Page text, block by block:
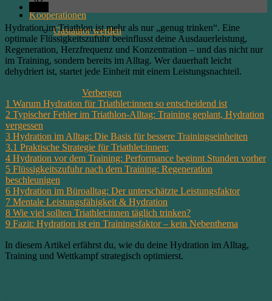
Kooperationen
Gastautor werden
Hydration im Triathlon ist mehr als nur „genug trinken“. Eine
optimale Flüssigkeitszufuhr beeinflusst deine Ausdauerleistung,
Regeneration, Herzfrequenz und Konzentration – und das nicht nur
im Training, sondern bereits im Alltag. Wer dauerhaft leicht
dehydriert ist, startet jede Einheit mit einem Leistungsnachteil.
Verbergen
1 Warum Hydration für Triathlet:innen so entscheidend ist
2 Typischer Fehler im Triathlon-Alltag: Training geplant, Hydration
vergessen
3 Hydration im Alltag: Die Basis für bessere Trainingseinheiten
3.1 Praktische Strategie für Triathlet:innen:
4 Hydration vor dem Training: Performance beginnt Stunden vorher
5 Flüssigkeitszufuhr nach dem Training: Regeneration
beschleunigen
6 Hydration im Büroalltag: Der unterschätzte Leistungsfaktor
7 Mentale Leistungsfähigkeit & Hydration
8 Wie viel sollten Triathlet:innen täglich trinken?
9 Fazit: Hydration ist ein Trainingsfaktor – kein Nebenthema
In diesem Artikel erfährst du, wie du deine Hydration im Alltag,
Training und Wettkampf strategisch optimierst.